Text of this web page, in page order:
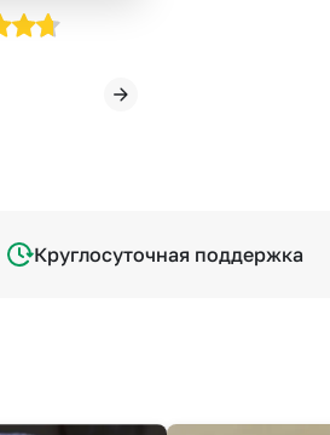
Круглосуточная поддержка